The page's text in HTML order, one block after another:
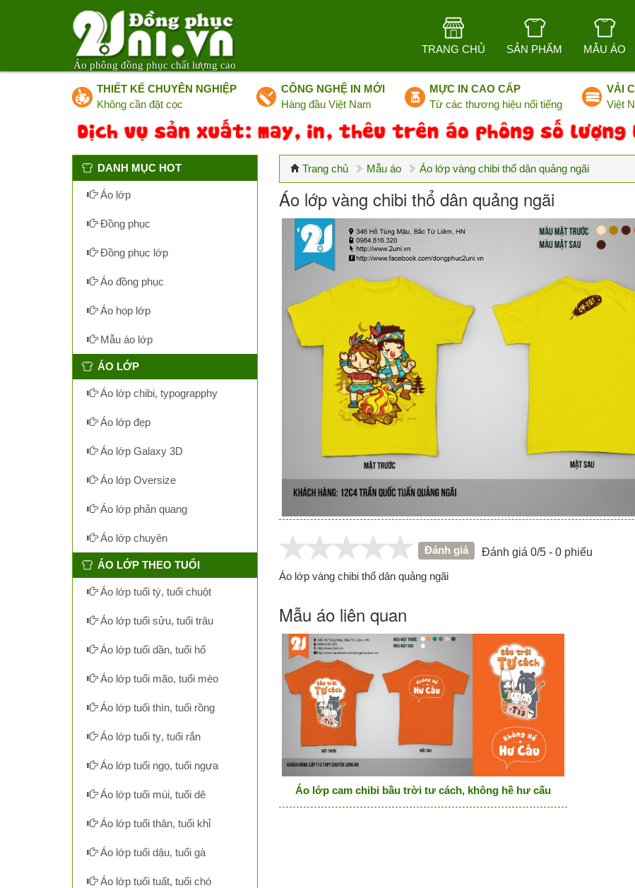
Áo phông đồng phục chất lượng cao
TRANG CHỦ SẢN PHẨM MẪU ÁO
THIẾT KẾ CHUYÊN NGHIỆP
Không cần đặt cọc
CÔNG NGHỆ IN MỚI
Hàng đầu Việt Nam
MỰC IN CAO CẤP
Từ các thương hiệu nổi tiếng
VẢI
Việt
Trang chủ Mẫu áo Áo lớp vàng chibi thổ dân quảng ngãi
Áo lớp vàng chibi thổ dân quảng ngãi
Đánh giá Đánh giá 0/5 - 0 phiếu
Áo lớp vàng chibi thổ dân quảng ngãi
Mẫu áo liên quan
Áo lớp cam chibi bầu trời tư cách, không hề hư cấu
DANH MỤC HOT
Áo lớp
Đồng phục
Đồng phục lớp
Áo đồng phục
Áo họp lớp
Mẫu áo lớp
ÁO LỚP
Áo lớp chibi, typograpphy
Áo lớp đẹp
Áo lớp Galaxy 3D
Áo lớp Oversize
Áo lớp phản quang
Áo lớp chuyên
ÁO LỚP THEO TUỔI
Áo lớp tuổi tý, tuổi chuột
Áo lớp tuổi sửu, tuổi trâu
Áo lớp tuổi dần, tuổi hổ
Áo lớp tuổi mão, tuổi mèo
Áo lớp tuổi thìn, tuổi rồng
Áo lớp tuổi tỵ, tuổi rắn
Áo lớp tuổi ngọ, tuổi ngựa
Áo lớp tuổi mùi, tuổi dê
Áo lớp tuổi thân, tuổi khỉ
Áo lớp tuổi dậu, tuổi gà
Áo lớp tuổi tuất, tuổi chó